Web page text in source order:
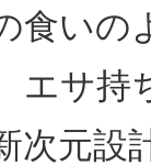
食いの
エサ持
次元設